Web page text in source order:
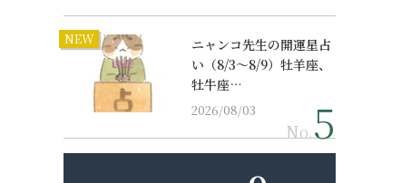
NEW
ニャンコ先生の開運星占
い（8/3～8/9）牡羊座、
牡牛座…
2026/08/03
No.